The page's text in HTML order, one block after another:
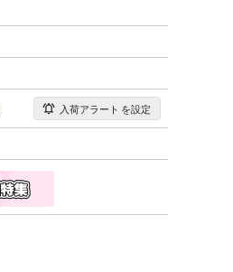
入荷アラート を設定